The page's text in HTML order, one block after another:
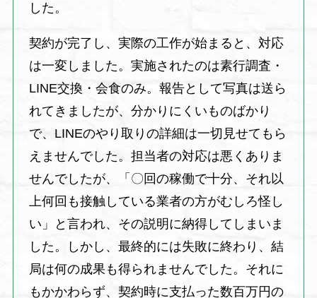
した。
契約が完了し、実際の工作が始まると、対応
は一変しました。実施されたのは素行調査・
LINE交換・会食のみ。報告として写真は送ら
れてきましたが、分かりにくいものばかり
で、LINEのやり取りの詳細は一切見せてもら
えませんでした。担当者の対応は悪くありま
せんでしたが、「〇回の稼働で十分、それ以
上何回も接触している業者の方がむしろ怪し
い」と言われ、その説明に納得してしまいま
した。しかし、最終的には失敗に終わり、結
局は何の成果も得られませんでした。それに
もかかわらず、契約時に支払った数百万円の